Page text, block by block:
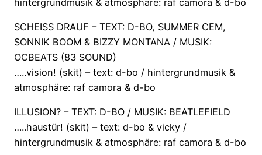
SCHEISS DRAUF – TEXT: D-BO, SUMMER CEM,
SONNIK BOOM & BIZZY MONTANA / MUSIK:
OCBEATS (83 SOUND)
…..vision! (skit) – text: d-bo / hintergrundmusik &
atmosphäre: raf camora & d-bo
ILLUSION? – TEXT: D-BO / MUSIK: BEATLEFIELD
…..haustür! (skit) – text: d-bo & vicky /
hintergrundmusik & atmosphäre: raf camora & d-bo